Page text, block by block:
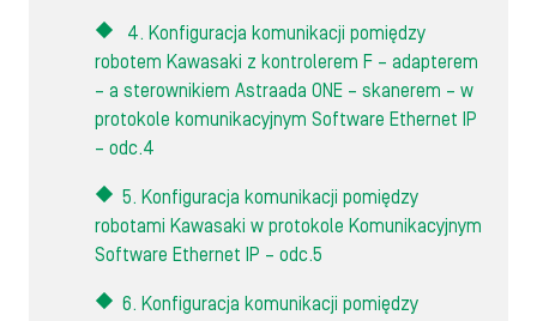
4. Konfiguracja komunikacji pomiędzy
robotem Kawasaki z kontrolerem F – adapterem
– a sterownikiem Astraada ONE – skanerem – w
protokole komunikacyjnym Software Ethernet IP
– odc.4
5. Konfiguracja komunikacji pomiędzy
robotami Kawasaki w protokole Komunikacyjnym
Software Ethernet IP – odc.5
6. Konfiguracja komunikacji pomiędzy